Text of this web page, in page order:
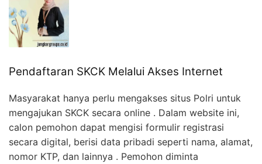
Pendaftaran SKCK Melalui Akses Internet
Masyarakat hanya perlu mengakses situs Polri untuk
mengajukan SKCK secara online . Dalam website ini,
calon pemohon dapat mengisi formulir registrasi
secara digital, berisi data pribadi seperti nama, alamat,
nomor KTP, dan lainnya . Pemohon diminta